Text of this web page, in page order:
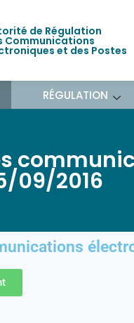
de Régulation
Communications
et des Postes
RÉGULATION
09/2016